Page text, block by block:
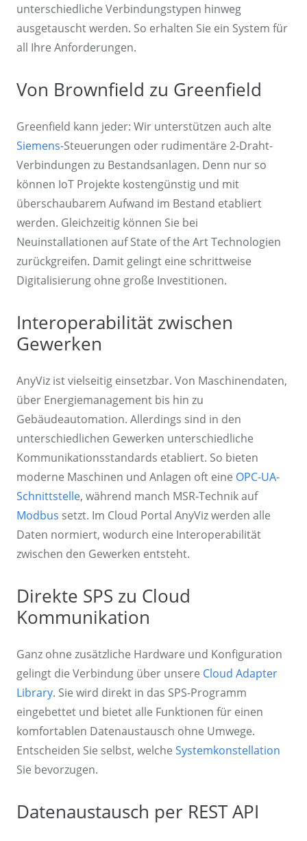
unterschiedliche Verbindungstypen hinweg
ausgetauscht werden. So erhalten Sie ein System für
all Ihre Anforderungen.
Von Brownfield zu Greenfield
Greenfield kann jeder: Wir unterstützen auch alte
Siemens-Steuerungen oder rudimentäre 2-Draht-
Verbindungen zu Bestandsanlagen. Denn nur so
können IoT Projekte kostengünstig und mit
überschaubarem Aufwand im Bestand etabliert
werden. Gleichzeitig können Sie bei
Neuinstallationen auf State of the Art Technologien
zurückgreifen. Damit gelingt eine schrittweise
Digitalisierung ohne große Investitionen.
Interoperabilität zwischen
Gewerken
AnyViz ist vielseitig einsetzbar. Von Maschinendaten,
über Energiemanagement bis hin zu
Gebäudeautomation. Allerdings sind in den
unterschiedlichen Gewerken unterschiedliche
Kommunikationsstandards etabliert. So bieten
moderne Maschinen und Anlagen oft eine OPC-UA-
Schnittstelle, während manch MSR-Technik auf
Modbus setzt. Im Cloud Portal AnyViz werden alle
Daten normiert, wodurch eine Interoperabilität
zwischen den Gewerken entsteht.
Direkte SPS zu Cloud
Kommunikation
Ganz ohne zusätzliche Hardware und Konfiguration
gelingt die Verbindung über unsere Cloud Adapter
Library. Sie wird direkt in das SPS-Programm
eingebettet und bietet alle Funktionen für einen
komfortablen Datenaustausch ohne Umwege.
Entscheiden Sie selbst, welche Systemkonstellation
Sie bevorzugen.
Datenaustausch per REST API